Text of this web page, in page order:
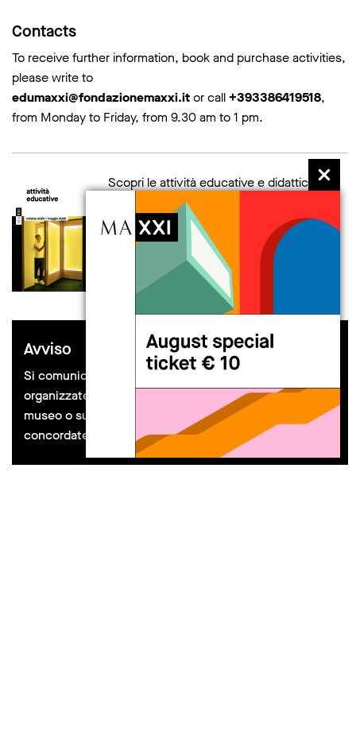
Contacts
To receive further information, book and purchase activities,
please write to
edumaxxi@fondazionemaxxi.itor call+393386419518,
from Monday to Friday, from 9.30 am to 1 pm.
Scopri le attività educative e didattiche in
programma al Museo.
scarica la brochure
Avviso
Si comunica che eventuali attività educative
organizzate da soggetti esterni al MAXXI, all’interno del
museo o sul piazzale, vanno preventivamente
concordate con il Dipartimento Educazione.